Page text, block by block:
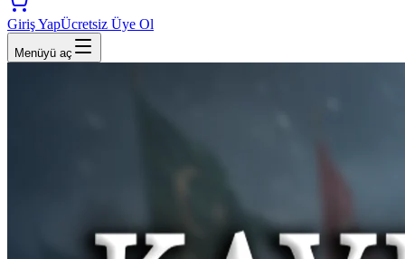
Giriş YapÜcretsiz Üye Ol
Menüyü aç